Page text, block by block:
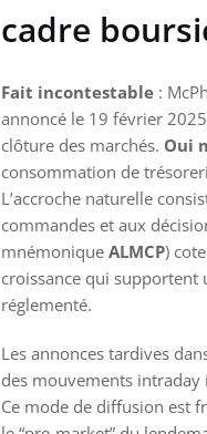
cadre
Fait incontestable :
annoncé le 19 février
clôture des marchés. Oui
consommation de
L’accroche naturelle
commandes et aux
mnémonique ALMCP)
croissance qui supportent
réglementé.
Les annonces tardives
des mouvements
Ce mode de diffusion est